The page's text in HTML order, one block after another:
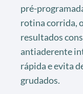
pré-
rotina corrida,
resultados
antiaderente
rápida e evita
grudados.